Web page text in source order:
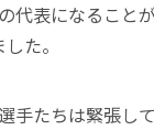
代表になること
た。
手たちは緊張し